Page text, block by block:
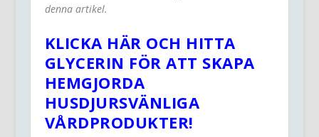
denna artikel.
KLICKA HÄR OCH HITTA
GLYCERIN FÖR ATT SKAPA
HEMGJORDA
HUSDJURSVÄNLIGA
VÅRDPRODUKTER!